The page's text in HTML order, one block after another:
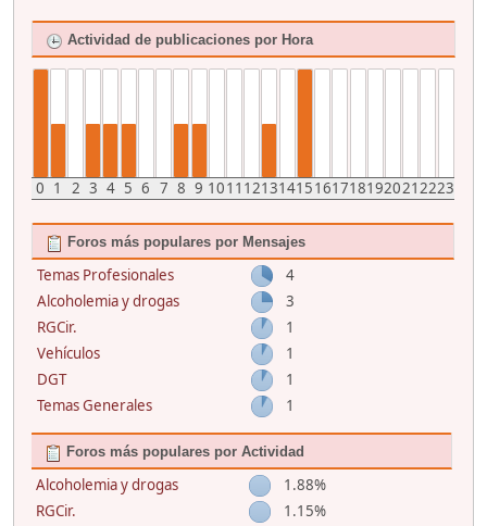
Actividad de publicaciones por Hora
0 1 2 3 4 5 6 7 8 9 1011 121314151617181920212223
Foros más populares por Mensajes
Temas Profesionales
4
Alcoholemia y drogas
3
RGCir.
1
Vehículos
1
DGT
1
Temas Generales
1
Foros más populares por Actividad
Alcoholemia y drogas
1.88%
RGCir.
1.15%